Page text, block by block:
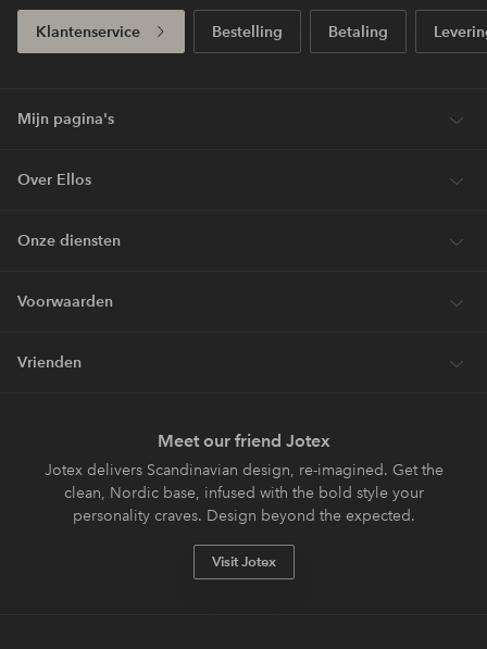
Klantenservice Bestelling Betaling
Mijn pagina's
Over Ellos
Onze diensten
Voorwaarden
Vrienden
Meet our friend Jotex
Jotex delivers Scandinavian design, re-imagined. Get the
clean, Nordic base, infused with the bold style your
personality craves. Design beyond the expected.
Visit Jotex